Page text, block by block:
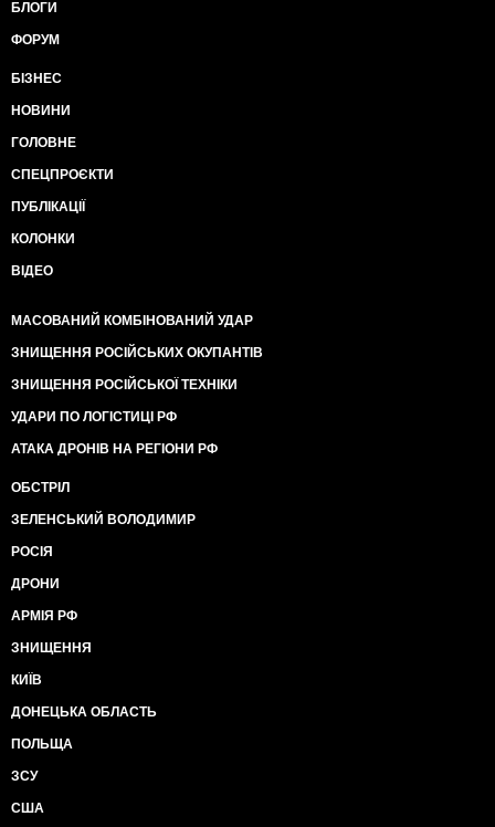
БЛОГИ
ФОРУМ
БІЗНЕС
НОВИНИ
ГОЛОВНЕ
СПЕЦПРОЄКТИ
ПУБЛІКАЦІЇ
КОЛОНКИ
ВІДЕО
МАСОВАНИЙ КОМБІНОВАНИЙ УДАР
ЗНИЩЕННЯ РОСІЙСЬКИХ ОКУПАНТІВ
ЗНИЩЕННЯ РОСІЙСЬКОЇ ТЕХНІКИ
УДАРИ ПО ЛОГІСТИЦІ РФ
АТАКА ДРОНІВ НА РЕГІОНИ РФ
ОБСТРІЛ
ЗЕЛЕНСЬКИЙ ВОЛОДИМИР
РОСІЯ
ДРОНИ
АРМІЯ РФ
ЗНИЩЕННЯ
КИЇВ
ДОНЕЦЬКА ОБЛАСТЬ
ПОЛЬЩА
ЗСУ
США